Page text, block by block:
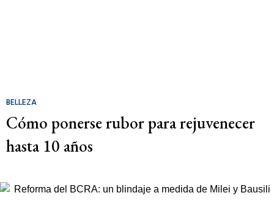
BELLEZA
Cómo ponerse rubor para rejuvenecer
hasta 10 años